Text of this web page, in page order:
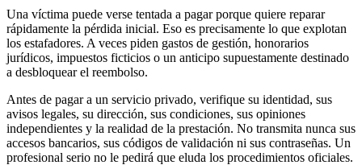
Una víctima puede verse tentada a pagar porque quiere reparar
rápidamente la pérdida inicial. Eso es precisamente lo que explotan
los estafadores. A veces piden gastos de gestión, honorarios
jurídicos, impuestos ficticios o un anticipo supuestamente destinado
a desbloquear el reembolso.
Antes de pagar a un servicio privado, verifique su identidad, sus
avisos legales, su dirección, sus condiciones, sus opiniones
independientes y la realidad de la prestación. No transmita nunca sus
accesos bancarios, sus códigos de validación ni sus contraseñas. Un
profesional serio no le pedirá que eluda los procedimientos oficiales.